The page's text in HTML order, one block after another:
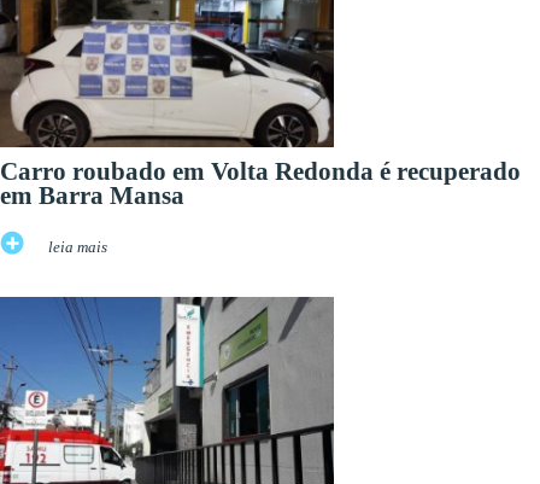
Carro roubado em Volta Redonda é recuperado
em Barra Mansa
leia mais